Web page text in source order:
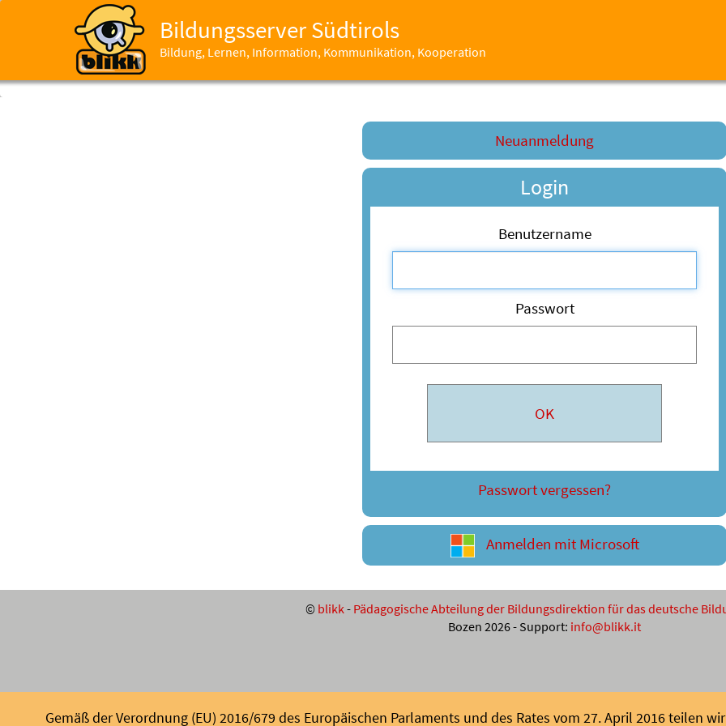
Bildungsserver Südtirols
Bildung, Lernen, Information, Kommunikation, Kooperation
Neuanmeldung
Login
Benutzername
Passwort
Passwort vergessen?
Anmelden mit Microsoft
© blikk- Pädagogische Abteilung der Bildungsdirektion für das deutsche
Bozen 2026 - Support: info@blikk.it
Gemäß der Verordnung (EU) 2016/679 des Europäischen Parlaments und des Rates vom 27. April 2016 teilen